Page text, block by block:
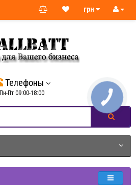
грн
Телефоны
Пн-Пт 09:00-18:00